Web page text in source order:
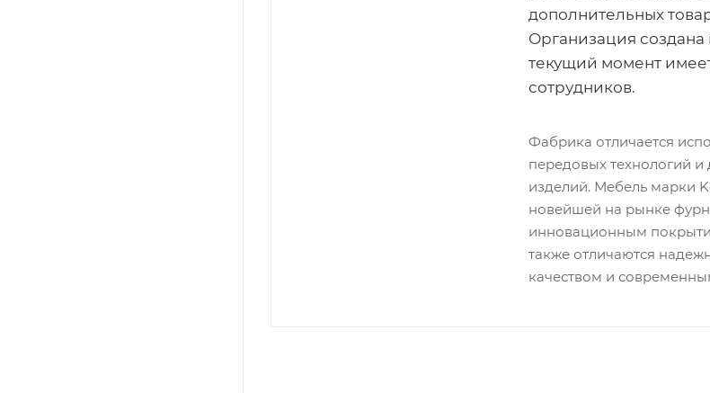
дополнительных
Организация создана
текущий момент
сотрудников.
Фабрика отличается
передовых технологий и
изделий. Мебель марки
новейшей на рынке
инновационным
также отличаются
качеством и